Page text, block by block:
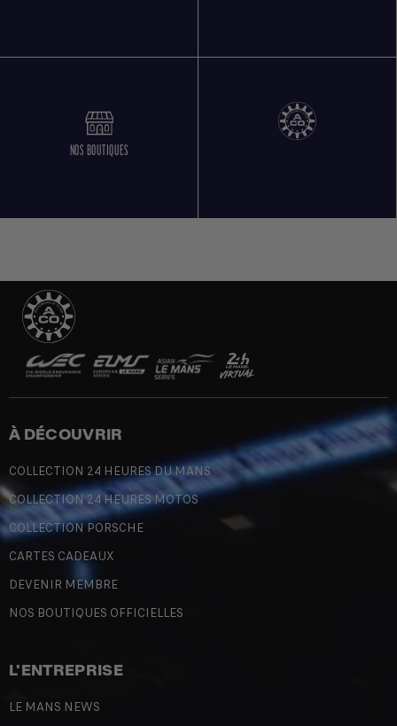
NOS BOUTIQUES
À DÉCOUVRIR
COLLECTION 24 HEURES DU MANS
COLLECTION 24 HEURES MOTOS
COLLECTION PORSCHE
CARTES CADEAUX
DEVENIR MEMBRE
NOS BOUTIQUES OFFICIELLES
L'ENTREPRISE
LE MANS NEWS